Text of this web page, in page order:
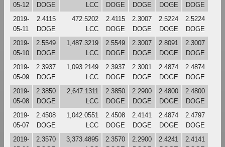
05-12
DOGE
LCC
DOGE
DOGE
DOGE
DOGE
2019-
05-11
2.4115
DOGE
472.5202
LCC
2.4115
DOGE
2.3007
DOGE
2.5224
DOGE
2.5224
DOGE
2019-
05-10
2.5549
DOGE
1,487.3219
LCC
2.5549
DOGE
2.3007
DOGE
2.8091
DOGE
2.3007
DOGE
2019-
05-09
2.3937
DOGE
1,093.2149
LCC
2.3937
DOGE
2.3001
DOGE
2.4874
DOGE
2.4874
DOGE
2019-
05-08
2.3850
DOGE
2,647.1311
LCC
2.3850
DOGE
2.2900
DOGE
2.4800
DOGE
2.4800
DOGE
2019-
05-07
2.4508
DOGE
1,042.0551
LCC
2.4508
DOGE
2.4141
DOGE
2.4874
DOGE
2.4797
DOGE
2019-
2.3570
3,373.4895
2.3570
2.2900
2.4241
2.4141